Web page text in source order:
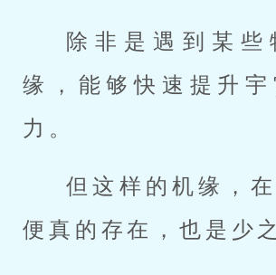
除非是遇到某些
缘，能够快速提升宇
力。
但这样的机缘，
便真的存在，也是少